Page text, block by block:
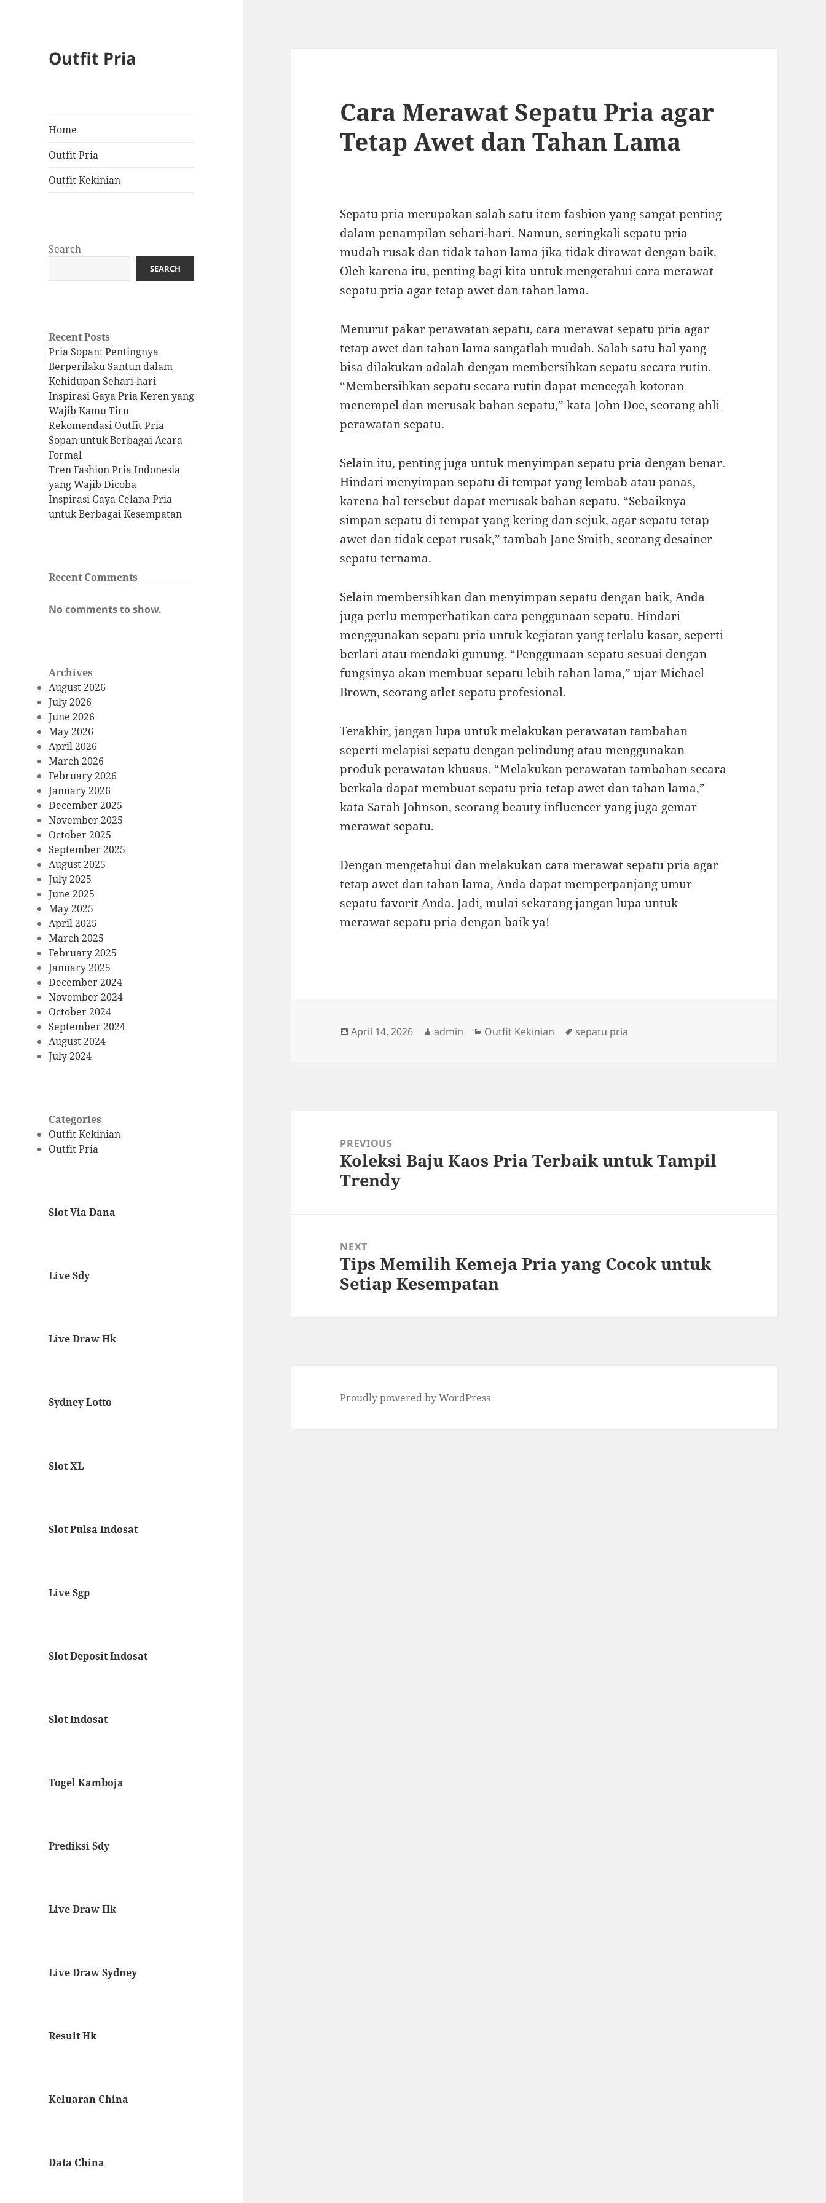
Outfit Pria
Home
Outfit Pria
Outfit Kekinian
Search
SEARCH
Recent Posts
Pria Sopan: Pentingnya
Berperilaku Santun dalam
Kehidupan Sehari-hari
Inspirasi Gaya Pria Keren yang
Wajib Kamu Tiru
Rekomendasi Outfit Pria
Sopan untuk Berbagai Acara
Formal
Tren Fashion Pria Indonesia
yang Wajib Dicoba
Inspirasi Gaya Celana Pria
untuk Berbagai Kesempatan
Recent Comments
No comments to show.
Archives
August 2026
July 2026
June 2026
May 2026
April 2026
March 2026
February 2026
January 2026
December 2025
November 2025
October 2025
September 2025
August 2025
July 2025
June 2025
May 2025
April 2025
March 2025
February 2025
January 2025
December 2024
November 2024
October 2024
September 2024
August 2024
July 2024
Categories
Outfit Kekinian
Outfit Pria
Slot Via Dana
Live Sdy
Live Draw Hk
Sydney Lotto
Slot XL
Slot Pulsa Indosat
Live Sgp
Slot Deposit Indosat
Slot Indosat
Togel Kamboja
Prediksi Sdy
Live Draw Hk
Live Draw Sydney
Result Hk
Keluaran China
Data China
Cara Merawat Sepatu Pria agar
Tetap Awet dan Tahan Lama
Sepatu pria merupakan salah satu item fashion yang sangat penting
dalam penampilan sehari-hari. Namun, seringkali sepatu pria
mudah rusak dan tidak tahan lama jika tidak dirawat dengan baik.
Oleh karena itu, penting bagi kita untuk mengetahui cara merawat
sepatu pria agar tetap awet dan tahan lama.
Menurut pakar perawatan sepatu, cara merawat sepatu pria agar
tetap awet dan tahan lama sangatlah mudah. Salah satu hal yang
bisa dilakukan adalah dengan membersihkan sepatu secara rutin.
“Membersihkan sepatu secara rutin dapat mencegah kotoran
menempel dan merusak bahan sepatu,” kata John Doe, seorang ahli
perawatan sepatu.
Selain itu, penting juga untuk menyimpan sepatu pria dengan benar.
Hindari menyimpan sepatu di tempat yang lembab atau panas,
karena hal tersebut dapat merusak bahan sepatu. “Sebaiknya
simpan sepatu di tempat yang kering dan sejuk, agar sepatu tetap
awet dan tidak cepat rusak,” tambah Jane Smith, seorang desainer
sepatu ternama.
Selain membersihkan dan menyimpan sepatu dengan baik, Anda
juga perlu memperhatikan cara penggunaan sepatu. Hindari
menggunakan sepatu pria untuk kegiatan yang terlalu kasar, seperti
berlari atau mendaki gunung. “Penggunaan sepatu sesuai dengan
fungsinya akan membuat sepatu lebih tahan lama,” ujar Michael
Brown, seorang atlet sepatu profesional.
Terakhir, jangan lupa untuk melakukan perawatan tambahan
seperti melapisi sepatu dengan pelindung atau menggunakan
produk perawatan khusus. “Melakukan perawatan tambahan secara
berkala dapat membuat sepatu pria tetap awet dan tahan lama,”
kata Sarah Johnson, seorang beauty influencer yang juga gemar
merawat sepatu.
Dengan mengetahui dan melakukan cara merawat sepatu pria agar
tetap awet dan tahan lama, Anda dapat memperpanjang umur
sepatu favorit Anda. Jadi, mulai sekarang jangan lupa untuk
merawat sepatu pria dengan baik ya!
Posted
April 14, 2026 Author
admin Categories
Outfit Kekinian Tags
sepatu pria
navigationPREVIOUS
Previous
post:
Koleksi Baju Kaos Pria Terbaik untuk Tampil
Trendy
NEXT
Next
post:
Tips Memilih Kemeja Pria yang Cocok untuk
Setiap Kesempatan
Proudly powered by WordPress